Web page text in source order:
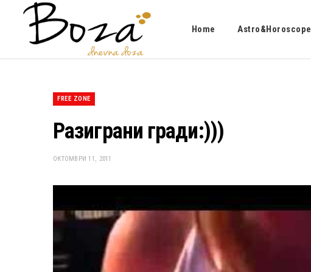
Home Astro&Horoscope
FREE ZONE
Разиграни гради:)))
ОКТОМВРИ 11, 2011